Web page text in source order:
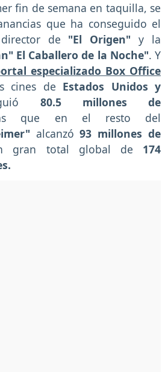
fin de semana en taquilla, se
que ha conseguido el
de "El Origen" y la
El Caballero de la Noche". Y
especializado Box Office
cines de Estados Unidos y
80.5 millones de
que en el resto del
alcanzó 93 millones de
gran total global de 174